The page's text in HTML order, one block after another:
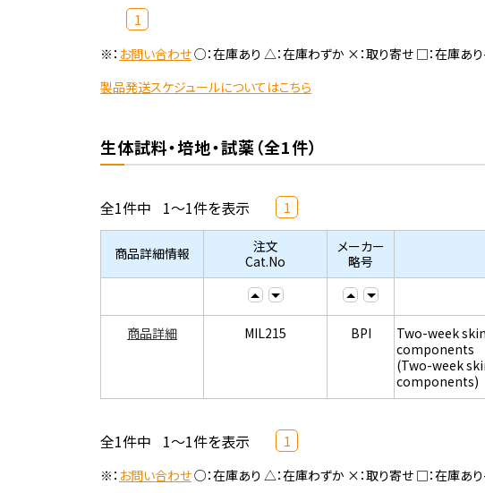
1
※： お問い合わせ○：在庫あり △：在庫わずか ×：取り寄せ □：在庫あ
製品発送スケジュールについてはこちら
生体試料・培地・試薬（全1件）
全1件中 1～1件を表示 1
商品詳細情報
注文
Cat.No
メーカー
略号
商品詳細 MIL215 BPI
Two-week
components
(Two-week
components)
全1件中 1～1件を表示 1
※： お問い合わせ○：在庫あり △：在庫わずか ×：取り寄せ □：在庫あ